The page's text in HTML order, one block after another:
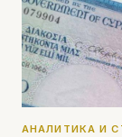
АНАЛИТИКА И